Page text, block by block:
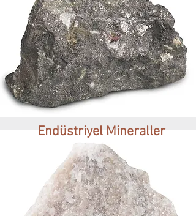
Endüstriyel Mineraller